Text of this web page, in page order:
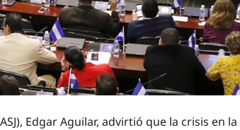
Edgar Aguilar, advirtió que la crisis en la